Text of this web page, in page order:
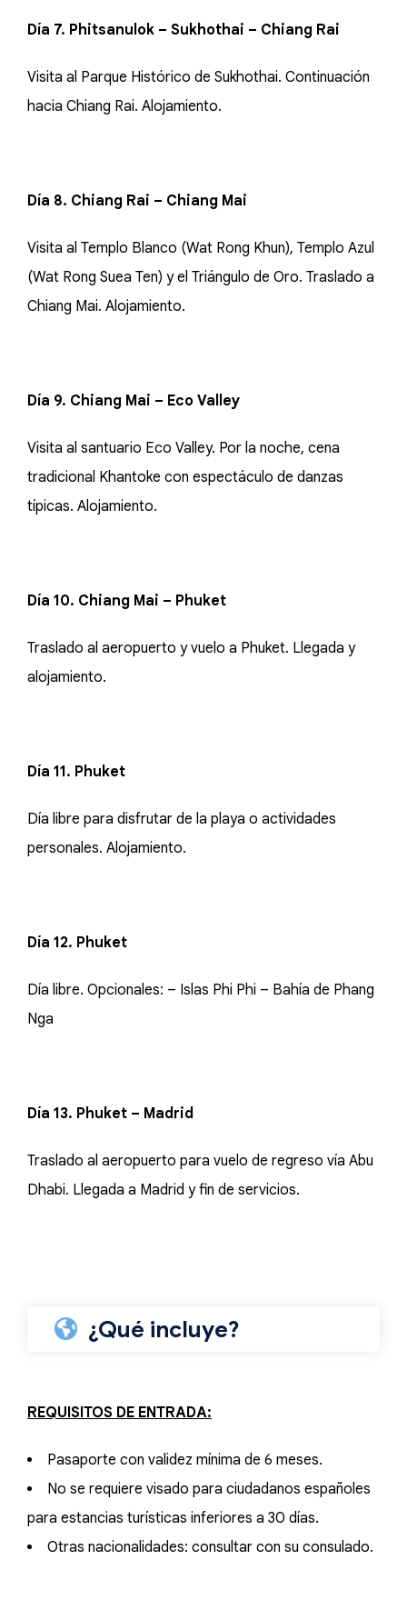
Día 7. Phitsanulok – Sukhothai – Chiang Rai
Visita al Parque Histórico de Sukhothai. Continuación
hacia Chiang Rai. Alojamiento.
Día 8. Chiang Rai – Chiang Mai
Visita al Templo Blanco (Wat Rong Khun), Templo Azul
(Wat Rong Suea Ten) y el Triángulo de Oro. Traslado a
Chiang Mai. Alojamiento.
Día 9. Chiang Mai – Eco Valley
Visita al santuario Eco Valley. Por la noche, cena
tradicional Khantoke con espectáculo de danzas
típicas. Alojamiento.
Día 10. Chiang Mai – Phuket
Traslado al aeropuerto y vuelo a Phuket. Llegada y
alojamiento.
Día 11. Phuket
Día libre para disfrutar de la playa o actividades
personales. Alojamiento.
Día 12. Phuket
Día libre. Opcionales: – Islas Phi Phi – Bahía de Phang
Nga
Día 13. Phuket – Madrid
Traslado al aeropuerto para vuelo de regreso vía Abu
Dhabi. Llegada a Madrid y fin de servicios.
¿Qué incluye?
REQUISITOS DE ENTRADA:
Pasaporte con validez mínima de 6 meses.
No se requiere visado para ciudadanos españoles
para estancias turísticas inferiores a 30 días.
Otras nacionalidades: consultar con su consulado.